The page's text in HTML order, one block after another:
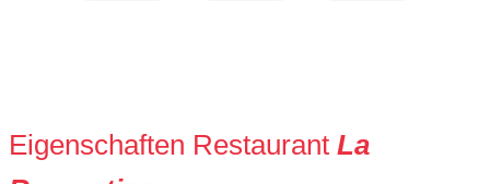
Eigenschaften Restaurant La